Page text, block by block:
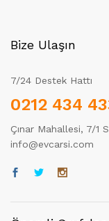
Bize Ulaşın
7/24 Destek Hattı
0212 434
Çınar Mahallesi, 7/1
info@evcarsi.com